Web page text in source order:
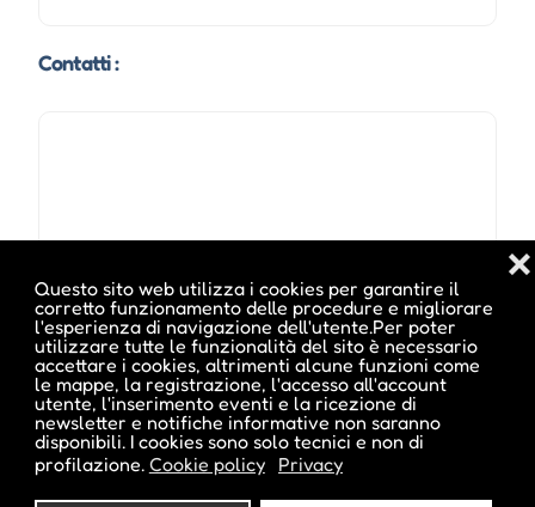
Questo sito web utilizza i cookies per garantire il
corretto funzionamento delle procedure e migliorare
l'esperienza di navigazione dell'utente.Per poter
utilizzare tutte le funzionalità del sito è necessario
accettare i cookies, altrimenti alcune funzioni come
le mappe, la registrazione, l'accesso all'account
utente, l'inserimento eventi e la ricezione di
newsletter e notifiche informative non saranno
disponibili. I cookies sono solo tecnici e non di
profilazione. Cookie policy Privacy
❌
Contatti :